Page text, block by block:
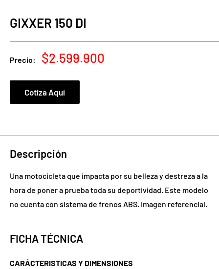
GIXXER 150 DI
Precio:
Precio
venta
$2.599.900
Cotiza Aquí
Descripción
Una motocicleta que impacta por su belleza y destreza a la
hora de poner a prueba toda su deportividad. Este modelo
no cuenta con sistema de frenos ABS. Imagen referencial.
FICHA TÉCNICA
CARÁCTERISTICAS Y DIMENSIONES